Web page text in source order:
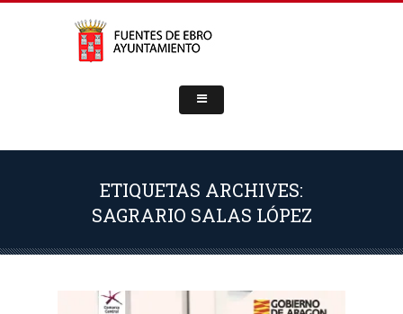
ETIQUETAS ARCHIVES:
SAGRARIO SALAS LÓPEZ